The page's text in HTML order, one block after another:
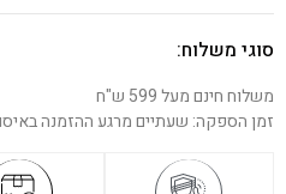
סוגי משלוח:
משלוח חינם מעל 599 ש"ח
זמן הספקה: שעתיים מרגע ההזמנה